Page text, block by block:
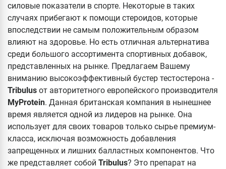
силовые показатели в спорте. Некоторые в таких
случаях прибегают к помощи стероидов, которые
впоследствии не самым положительным образом
влияют на здоровье. Но есть отличная альтернатива
среди большого ассортимента спортивных добавок,
представленных на рынке. Предлагаем Вашему
вниманию высокоэффективный бустер тестостерона -
Tribulus от авторитетного европейского производителя
MyProtein. Данная британская компания в нынешнее
время является одной из лидеров на рынке. Она
использует для своих товаров только сырье премиум-
класса, исключая возможность добавления
запрещенных и лишних балластных компонентов. Что
же представляет собой Tribulus? Это препарат на